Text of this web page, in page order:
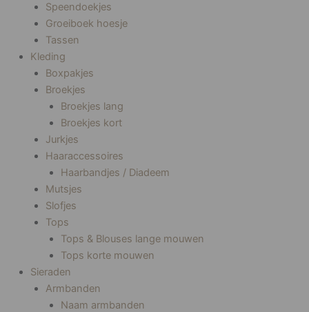
Speendoekjes
Groeiboek hoesje
Tassen
Kleding
Boxpakjes
Broekjes
Broekjes lang
Broekjes kort
Jurkjes
Haaraccessoires
Haarbandjes / Diadeem
Mutsjes
Slofjes
Tops
Tops & Blouses lange mouwen
Tops korte mouwen
Sieraden
Armbanden
Naam armbanden